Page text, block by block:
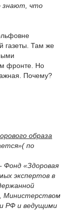
знают, что
газеты. Там же
фронте. Но
Почему?
образа
»(по
- Фонд «Здоровая
экспертов в
Министерством
РФ и ведущими